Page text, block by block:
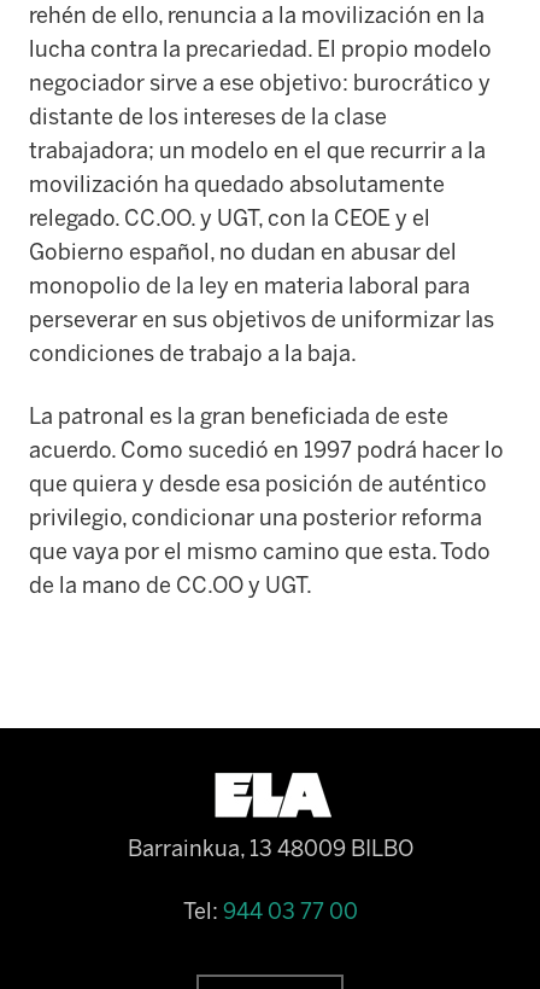
rehén de ello, renuncia a la movilización en la
lucha contra la precariedad. El propio modelo
negociador sirve a ese objetivo: burocrático y
distante de los intereses de la clase
trabajadora; un modelo en el que recurrir a la
movilización ha quedado absolutamente
relegado. CC.OO. y UGT, con la CEOE y el
Gobierno español, no dudan en abusar del
monopolio de la ley en materia laboral para
perseverar en sus objetivos de uniformizar las
condiciones de trabajo a la baja.
La patronal es la gran beneficiada de este
acuerdo. Como sucedió en 1997 podrá hacer lo
que quiera y desde esa posición de auténtico
privilegio, condicionar una posterior reforma
que vaya por el mismo camino que esta. Todo
de la mano de CC.OO y UGT.
Barrainkua, 13 48009 BILBO
Tel: 944 03 77 00